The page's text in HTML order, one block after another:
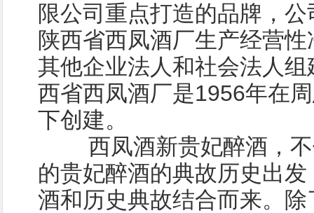
限公司重点打造的品牌，
陕西省西凤酒厂生产经营
其他企业法人和社会法人
西省西凤酒厂是1956年在
下创建。
西凤酒新贵妃醉酒，不
的贵妃醉酒的典故历史出
酒和历史典故结合而来。